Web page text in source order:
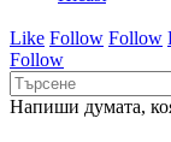
Like Follow Follow
Follow
Напиши думата,